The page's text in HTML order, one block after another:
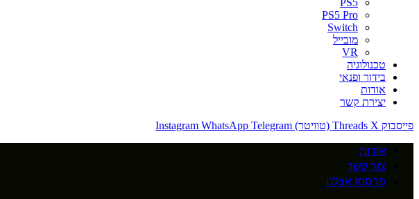
PS5
PS5 Pro
Switch
מובייל
VR
טכנולוגיה
בידור ופנאי
אודות
יצירת קשר
פייסבוק
Threads X (טוויטר) Instagram WhatsApp Telegram
אודות
צור קשר
פרסמו אצלנו